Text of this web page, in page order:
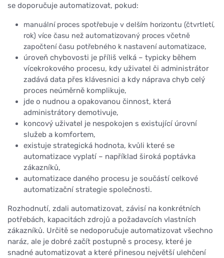
se doporučuje automatizovat, pokud:
manuální proces spotřebuje v delším horizontu (čtvrtletí,
rok) více času než automatizovaný proces včetně
započtení času potřebného k nastavení automatizace,
úroveň chybovosti je příliš velká – typicky během
vícekrokového procesu, kdy uživatel či administrátor
zadává data přes klávesnici a kdy náprava chyb celý
proces neúměrně komplikuje,
jde o nudnou a opakovanou činnost, která
administrátory demotivuje,
koncový uživatel je nespokojen s existující úrovní
služeb a komfortem,
existuje strategická hodnota, kvůli které se
automatizace vyplatí – například široká poptávka
zákazníků,
automatizace daného procesu je součástí celkové
automatizační strategie společnosti.
Rozhodnutí, zdali automatizovat, závisí na konkrétních
potřebách, kapacitách zdrojů a požadavcích vlastních
zákazníků. Určitě se nedoporučuje automatizovat všechno
naráz, ale je dobré začít postupně s procesy, které je
snadné automatizovat a které přinesou největší ulehčení